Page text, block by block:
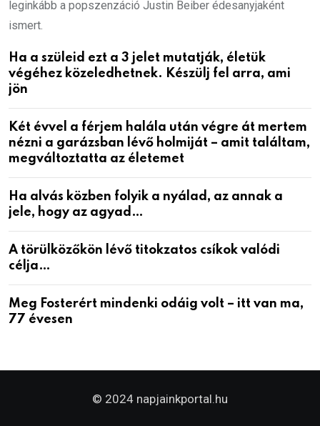
leginkább a popszenzáció Justin Beiber édesanyjaként
ismert.
Ha a szüleid ezt a 3 jelet mutatják, életük
végéhez közeledhetnek. Készülj fel arra, ami
jön
Két évvel a férjem halála után végre át mertem
nézni a garázsban lévő holmiját – amit találtam,
megváltoztatta az életemet
Ha alvás közben folyik a nyálad, az annak a
jele, hogy az agyad…
A törülközőkön lévő titokzatos csíkok valódi
célja…
Meg Fosterért mindenki odáig volt – itt van ma,
77 évesen
© 2024 napjainkportal.hu